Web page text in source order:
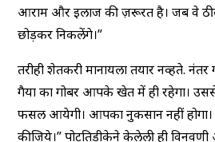
आराम और इलाज की ज़रूरत है। जब वे
छोड़कर निकलेंगे।”
तरीही शेतकरी मानायला तयार नव्हते. नंतर
गैया का गोबर आपके खेत में ही रहेगा।
फसल आयेगी। आपका नुकसान नहीं
कीजिये।” पोटतिडीकेने केलेली ही विनवणी